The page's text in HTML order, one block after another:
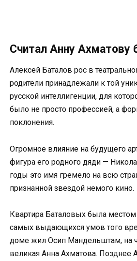
Считал Анну Ахматову
Алексей Баталов рос в
родители принадлежали к той
русской интеллигенции, для
было не просто профессией, а
поклонения.
Огромное влияние на будущего
фигура его родного дяди —
годы это имя гремело на всю
признанной звездой немого кино.
Квартира Баталовых была
самых выдающихся умов того
доме жил Осип Мандельштам, на
великая Анна Ахматова. Позднее